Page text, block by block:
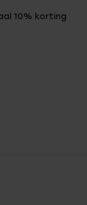
10% korting